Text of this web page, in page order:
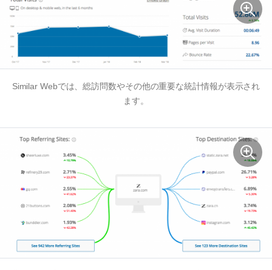
Similar Webでは、総訪問数やその他の重要な統計情報が表示され
ます。